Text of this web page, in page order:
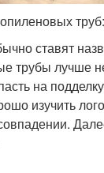
ставят
трубы лучше
на
изучить